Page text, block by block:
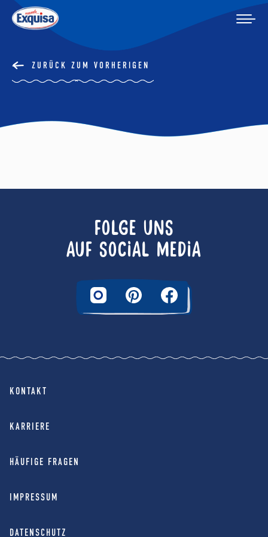
ZURÜCK ZUM VORHERIGEN
FOLGE UNS
AUF SOCIAL MEDIA
KONTAKT
KARRIERE
HÄUFIGE FRAGEN
IMPRESSUM
DATENSCHUTZ